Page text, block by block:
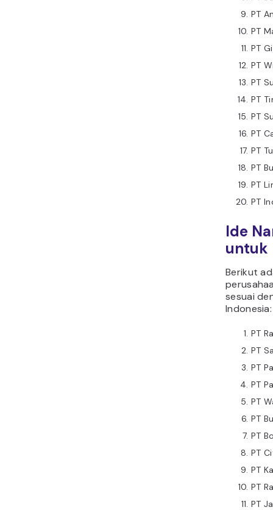
PT
PT
PT
PT
PT
PT
PT
PT
PT
PT
PT
PT
Ide
untuk
Berikut
sesuai
Indonesia:
PT
PT
PT
PT
PT
PT
PT
PT
PT
PT
PT